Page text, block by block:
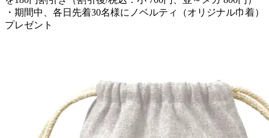
・期間中、各日先着30名様にノベルティ（オリジナル巾着）
プレゼント